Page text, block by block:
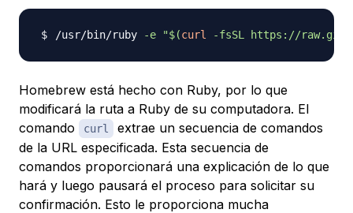
/usr/bin/ruby -e "$(curl -fsSL https://
Homebrew está hecho con Ruby, por lo que
modificará la ruta a Ruby de su computadora. El
comando
curl
extrae un secuencia de comandos
de la URL especificada. Esta secuencia de
comandos proporcionará una explicación de lo que
hará y luego pausará el proceso para solicitar su
confirmación. Esto le proporciona mucha